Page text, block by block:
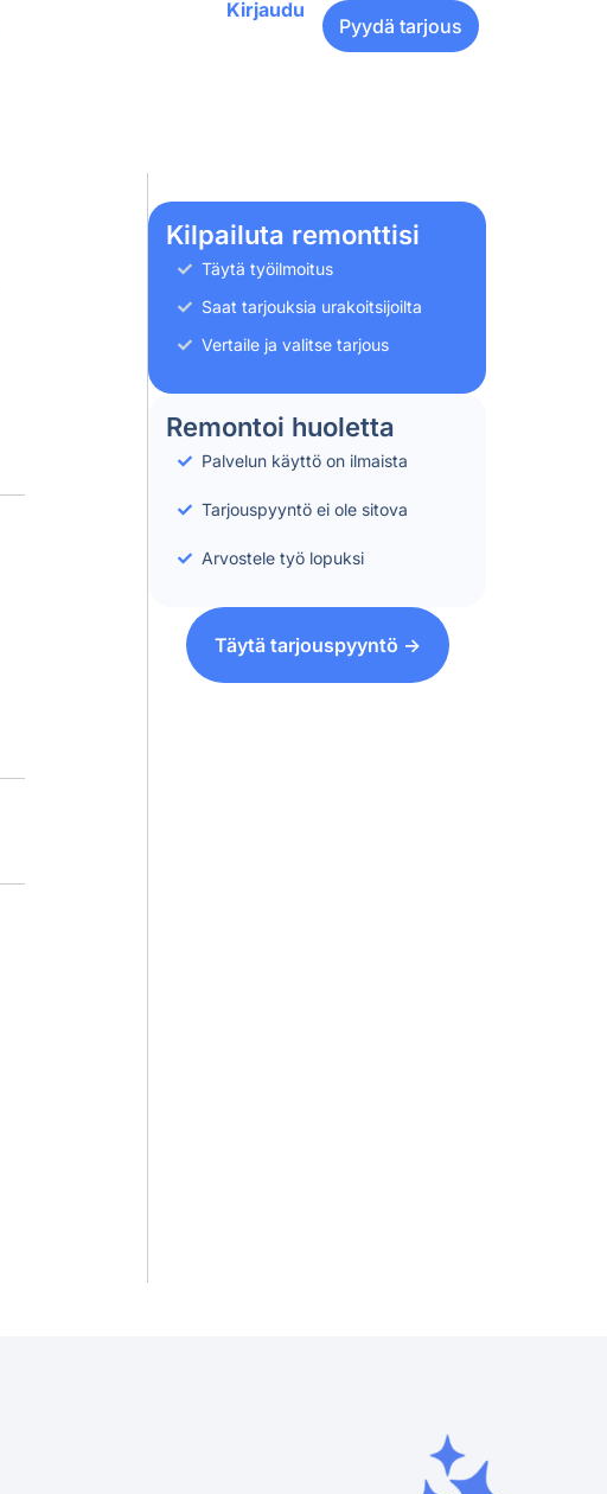
Kirjaudu
Pyydä tarjous
Kilpailuta remonttisi
Täytä työilmoitus
Saat tarjouksia urakoitsijoilta
Vertaile ja valitse tarjous
Remontoi huoletta
Palvelun käyttö on ilmaista
Tarjouspyyntö ei ole sitova
Arvostele työ lopuksi
Täytä tarjouspyyntö ->